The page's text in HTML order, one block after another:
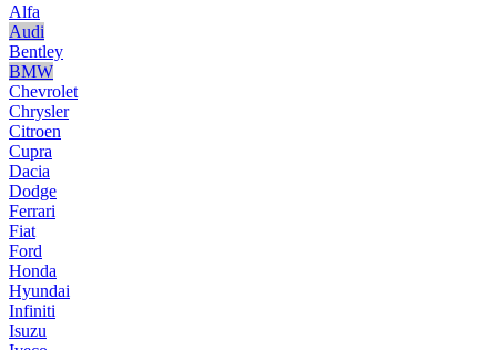
Alfa
Audi
Bentley
BMW
Chevrolet
Chrysler
Citroen
Cupra
Dacia
Dodge
Ferrari
Fiat
Ford
Honda
Hyundai
Infiniti
Isuzu